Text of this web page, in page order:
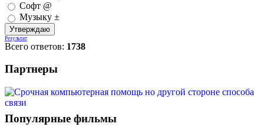
Софт @
Музыку ±
Результат
Всего ответов: 1738
Партнеры
Популярные фильмы